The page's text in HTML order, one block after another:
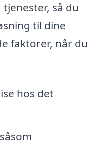
så du
til dine
faktorer, når du
hos det